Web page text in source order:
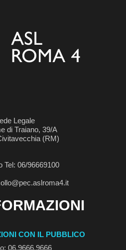
Legale
di Traiano, 39/A
(RM)
Tel: 06/96669100
CON IL PUBBLICO
06.9666.9666